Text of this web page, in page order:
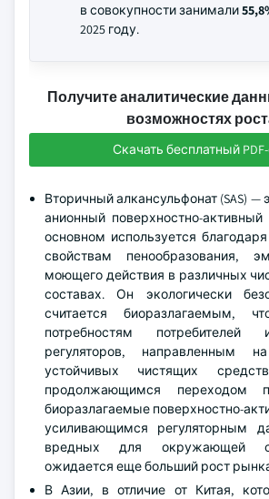
в совокупности занимали
2025 году.
Получите аналитические
возможностях
Скачать бесплатный
Вторичный алкансульфонат (SAS) —
анионный поверхностно-
основном используется
свойствам пенообразования,
моющего действия в различных
составах. Он экологически
считается биоразлагаемым,
потребностям потребителей
регуляторов, направленным
устойчивых чистящих
продолжающимся переходом
биоразлагаемые поверхностно-
усиливающимся регуляторным
вредных для окружающей
ожидается еще больший рост рынка
В Азии, в отличие от Китая,